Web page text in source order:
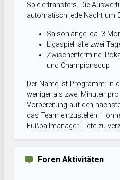
Spielertransfers. Die
automatisch jede Nacht um
Saisonlänge: ca. 3
Ligaspiel: alle zwei
Zwischentermine:
und Championscup
Der Name ist Programm: In
weniger als zwei Minuten
Vorbereitung auf den
das Team einzustellen –
Fußballmanager-Tiefe zu
Foren Aktivitäten